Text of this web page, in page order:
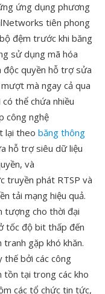
ứng dụng phương
tiên phong
đệm trước khi băng
sử dụng mã hóa
quyền hỗ trợ sửa
mà ngay cả qua
thể chứa nhiều
công nghệ
lại theo băng thông
hỗ trợ siêu dữ liệu
và
truyền phát RTSP và
tải mạng hiệu quả.
tượng cho thời đại
tốc độ bit thấp đến
gặp khó khăn.
thế bởi các công
tồn tại trong các kho
các tổ chức tin tức,